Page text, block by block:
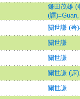
鎌田茂雄 (
(譯
關世謙 (著
關世謙
關世謙
關世謙 (譯)
關世謙